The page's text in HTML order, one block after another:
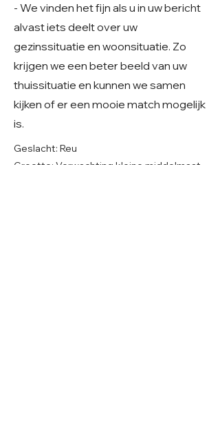
- We vinden het fijn als u in uw bericht
alvast iets deelt over uw
gezinssituatie en woonsituatie. Zo
krijgen we een beter beeld van uw
thuissituatie en kunnen we samen
kijken of er een mooie match mogelijk
is.
Geslacht: Reu
Grootte: Verwachting kleine middelmaat